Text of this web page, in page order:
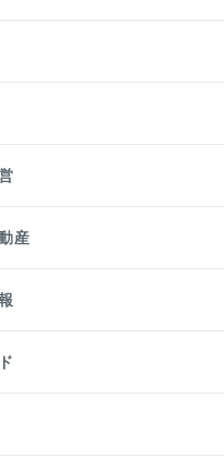
購入
中文
て
産
定
グ
メディア
情報
ション
）
ンション